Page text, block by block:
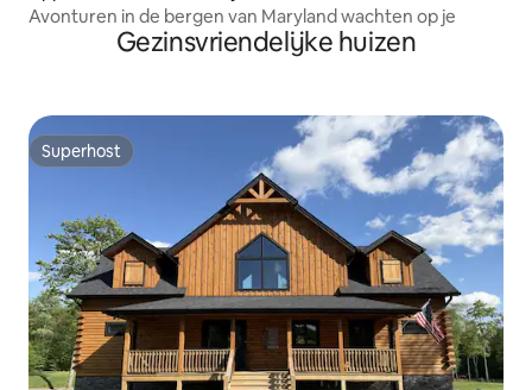
Avonturen in de bergen van Maryland wachten op je
Gezinsvriendelijke huizen
Superhost
Superhost